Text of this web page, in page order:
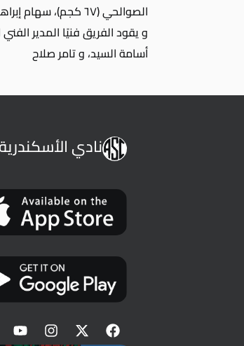
الصوالحي (٦٧ كجم)، سهام إبراهيم عبد المقصود (٧٤ كجم).
و يقود الفريق فنيًا المدير
أسامة السيد، و تامر صلاح
نادي